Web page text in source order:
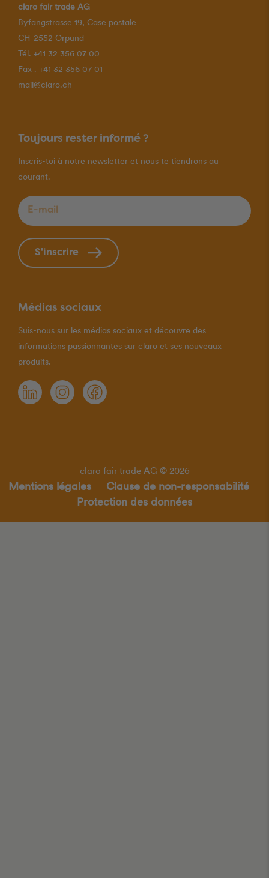
claro fair trade AG
Byfangstrasse 19, Case postale
CH-2552 Orpund
Tél. +41 32 356 07 00
Fax . +41 32 356 07 01
mail@claro.ch
Toujours rester informé ?
Inscris-toi à notre newsletter et nous te tiendrons au
courant.
E-mail
S'inscrire
Médias sociaux
Suis-nous sur les médias sociaux et découvre des
informations passionnantes sur claro et ses nouveaux
produits.
claro fair trade AG © 2026
Mentions légales
Clause de non-responsabilité
Protection des données